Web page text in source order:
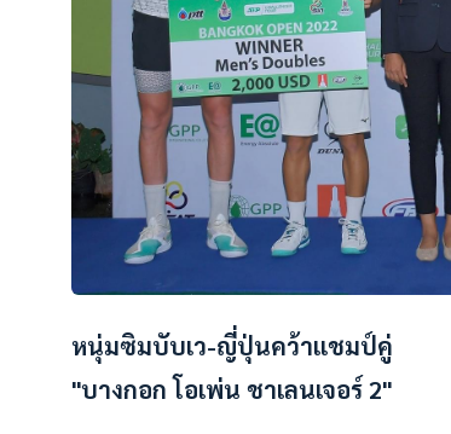
หนุ่มซิมบับเว-ญี่ปุ่นคว้าแชมป์คู่
"บางกอก โอเพ่น ชาเลนเจอร์ 2"